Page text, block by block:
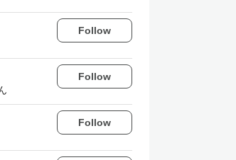
Follow
Follow
Follow